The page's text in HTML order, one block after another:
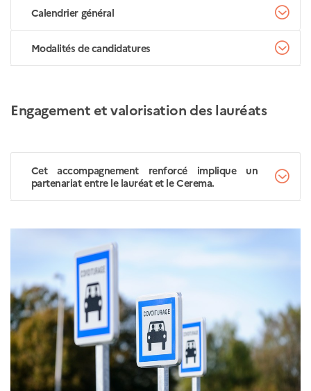
Calendrier général
Modalités de candidatures
Engagement et valorisation des lauréats
Cet accompagnement renforcé implique un
partenariat entre le lauréat et le Cerema.